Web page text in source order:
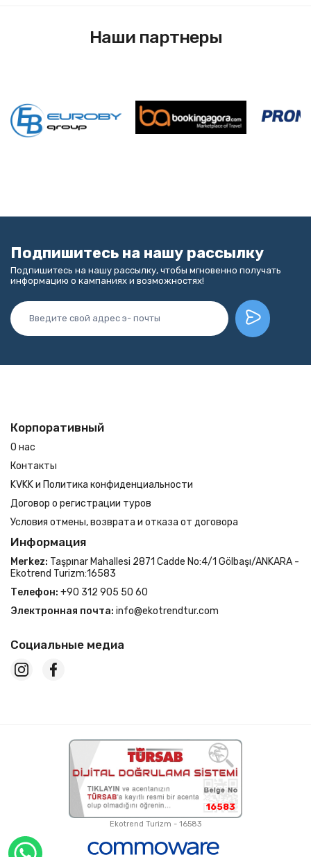
Наши партнеры
Подпишитесь на нашу рассылку
Подпишитесь на нашу рассылку, чтобы мгновенно получать
информацию о кампаниях и возможностях!
Корпоративный
О нас
Контакты
KVKK и Политика конфиденциальности
Договор о регистрации туров
Условия отмены, возврата и отказа от договора
Информация
Merkez: Taşpınar Mahallesi 2871 Cadde No:4/1 Gölbaşı/ANKARA -
Ekotrend Turizm:16583
Телефон: +90 312 905 50 60
Электронная почта: info@ekotrendtur.com
Социальные медиа
16583
Ekotrend Turizm - 16583